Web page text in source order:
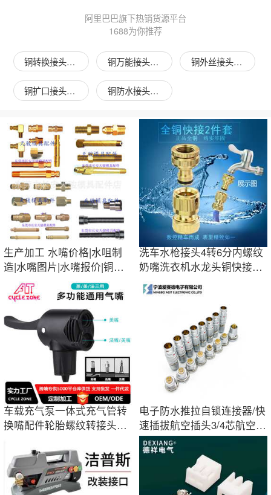
阿里巴巴旗下热销货源平台
1688为你推荐
铜转换接头图片 铜万能接头图片 铜外丝接头图片
铜扩口接头图片 铜防水接头图片
生产加工 水嘴价格|水咀制
造|水嘴图片|水嘴报价|铜水
咀|铜水咀
洗车水枪接头4转6分内螺纹
奶嘴洗衣机水龙头铜快接头
自来水管接头
车载充气泵一体式充气管转
换嘴配件轮胎螺纹转接头美
电子防水推拉自锁连接器/快
速插拔航空插头3/4芯航空接
头pol-sun